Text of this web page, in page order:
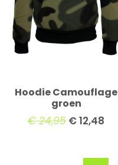
Hoodie Camouflage
groen
€24,95 €12,48